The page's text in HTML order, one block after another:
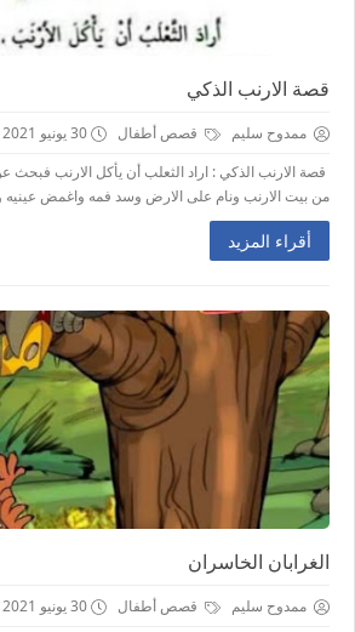
قصة الارنب الذكي
ممدوح سليم قصص أطفال
30 يونيو 2021
قصة الارنب الذكي : اراد الثعلب أن يأكل الارنب فبحث
من بيت الارنب ونام على الارض وسد فمه واغمض عينيه
أقراء المزيد
الغرابان الخاسران
ممدوح سليم قصص أطفال
30 يونيو 2021